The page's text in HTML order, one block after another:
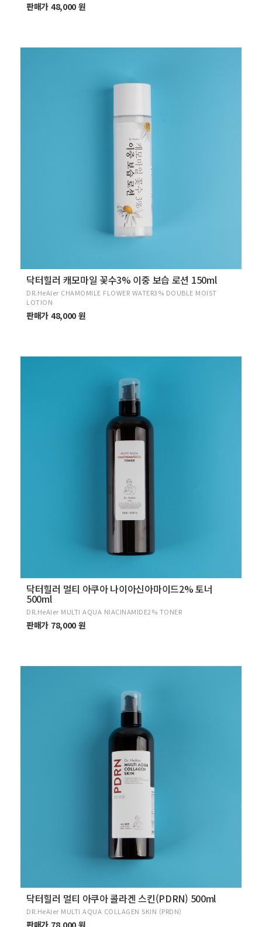
판매가 48,000 원
닥터힐러 캐모마일 꽃수3% 이중 보습 로션 150ml
DR.HeAler CHAMOMILE FLOWER WATER3% DOUBLE MOIST
LOTION
판매가 48,000 원
닥터힐러 멀티 아쿠아 나이아신아마이드2% 토너
500ml
DR.HeAler MULTI AQUA NIACINAMIDE2% TONER
판매가 78,000 원
닥터힐러 멀티 아쿠아 콜라겐 스킨(PDRN) 500ml
DR.HeAler MULTI AQUA COLLAGEN SKIN (PRDN)